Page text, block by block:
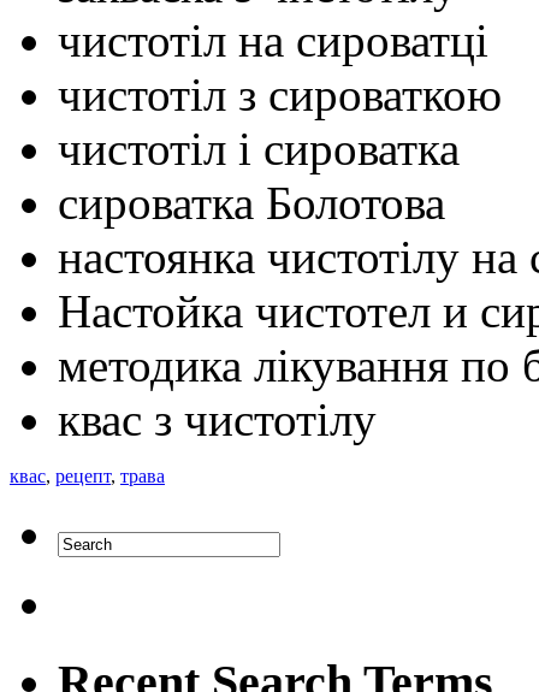
чистотіл на сироватці
чистотіл з сироваткою
чистотіл і сироватка
сироватка Болотова
настоянка чистотілу на
Настойка чистотел и
методика лікування по
квас з чистотілу
квас, рецепт, трава